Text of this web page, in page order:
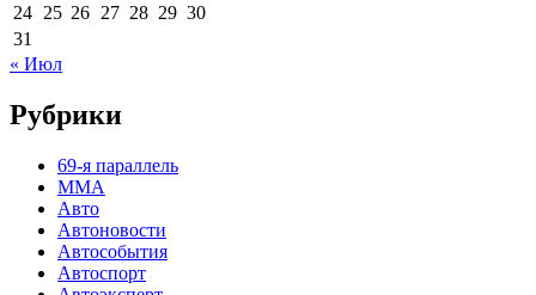
24 25 26 27 28 29 30
31
« Июл
Рубрики
69-я параллель
MMA
Авто
Автоновости
Автособытия
Автоспорт